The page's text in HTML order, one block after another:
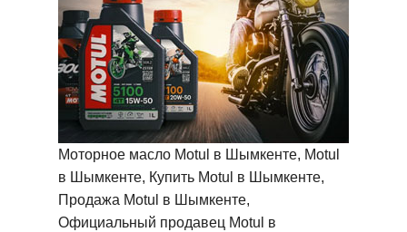
Моторное масло Motul в Шымкенте, Motul
в Шымкенте, Купить Motul в Шымкенте,
Продажа Motul в Шымкенте,
Официальный продавец Motul в